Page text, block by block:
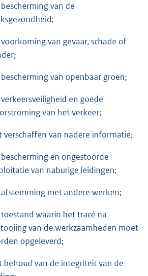
van de
van gevaar, schade of
van openbaar groen;
en goede
van het verkeer;
verschaffen van nadere informatie;
en ongestoorde
van naburige leidingen;
met andere werken;
waarin het tracé na
van de werkzaamheden moet
opgeleverd;
behoud van de integriteit van de